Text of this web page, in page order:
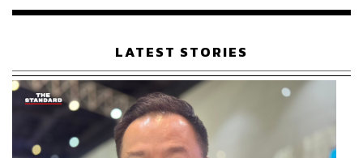
เรือนไทยที่ถูกซุกไว้
LATEST STORIES